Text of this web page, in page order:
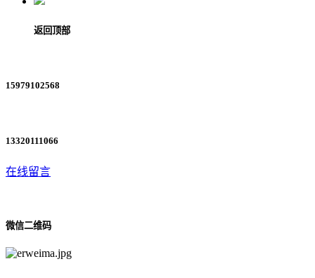
返回顶部
15979102568
13320111066
在线留言
微信二维码